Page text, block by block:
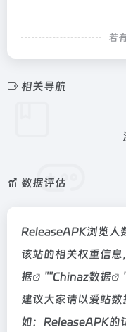
若
相关导航
数据评估
ReleaseAPK浏览人
该站的相关权重信
据
""Chinaz数据
建议大家请以爱站
如：ReleaseAPK的